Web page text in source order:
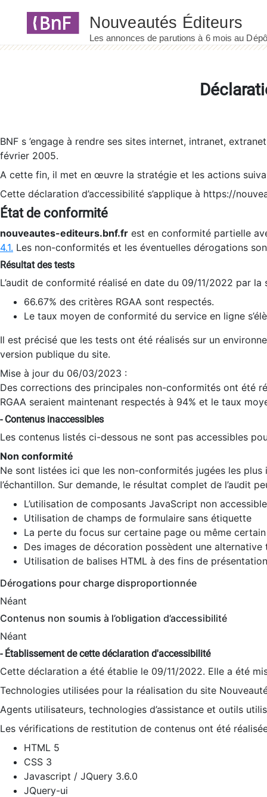
BNF s ’engage à rendre ses sites internet, intranet,
février 2005.
A cette fin, il met en œuvre la stratégie et les actions
Cette déclaration d’accessibilité s’applique à https://
État de conformité
nouveautes-editeurs.bnf.fr est en conformité partielle
4.1. Les non-conformités et les éventuelles dérogations
Résultat des tests
L’audit de conformité réalisé en date du 09/11/2022 par
66.67% des critères RGAA sont respectés.
Le taux moyen de conformité du service en ligne
Il est précisé que les tests ont été réalisés sur un
version publique du site.
Mise à jour du 06/03/2023 :
Des corrections des principales non-conformités ont été
RGAA seraient maintenant respectés à 94% et le taux
- Contenus inaccessibles
Les contenus listés ci-dessous ne sont pas accessibles
Non conformité
Ne sont listées ici que les non-conformités jugées les
l’échantillon. Sur demande, le résultat complet de l’audit
L’utilisation de composants JavaScript non
Utilisation de champs de formulaire sans étiquette
La perte du focus sur certaine page ou même
Des images de décoration possèdent une alternative
Utilisation de balises HTML à des fins de
Dérogations pour charge disproportionnée
Néant
Contenus non soumis à l’obligation d’accessibilité
Néant
- Établissement de cette déclaration d'accessibilité
Cette déclaration a été établie le 09/11/2022. Elle a été
Technologies utilisées pour la réalisation du site
Agents utilisateurs, technologies d’assistance et outils
Les vérifications de restitution de contenus ont été
HTML 5
CSS 3
Javascript / JQuery 3.6.0
JQuery-ui